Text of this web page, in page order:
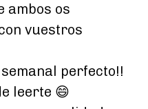
ambos os
vuestros
perfecto!!
leerte 😄